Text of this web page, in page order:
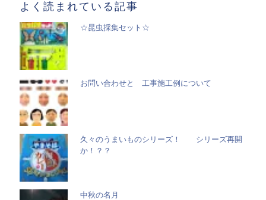
よく読まれている記事
☆昆虫採集セット☆
お問い合わせと 工事施工例について
久々のうまいものシリーズ！ シリーズ再開
か！？？
中秋の名月